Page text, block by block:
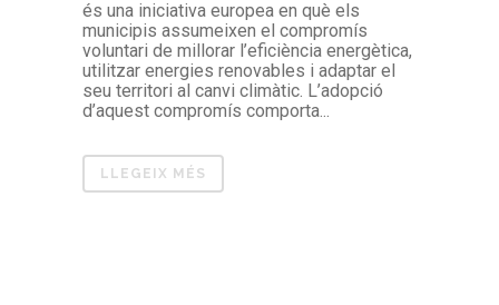
és una iniciativa europea en què els
municipis assumeixen el compromís
voluntari de millorar l’eficiència energètica,
utilitzar energies renovables i adaptar el
seu territori al canvi climàtic. L’adopció
d’aquest compromís comporta...
LLEGEIX MÉS